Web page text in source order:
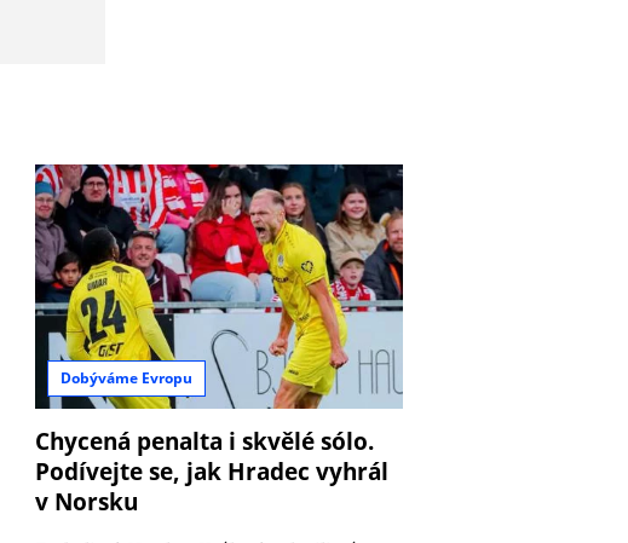
Dobýváme Evropu
Chycená penalta i skvělé sólo.
Podívejte se, jak Hradec vyhrál
v Norsku